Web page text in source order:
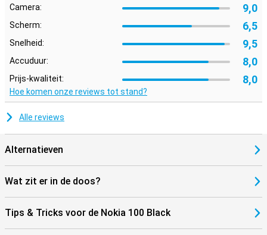
Camera: 9,0
Scherm: 6,5
Snelheid: 9,5
Accuduur: 8,0
Prijs-kwaliteit: 8,0
Hoe komen onze reviews tot stand?
Alle reviews
Alternatieven
Wat zit er in de doos?
Tips & Tricks voor de Nokia 100 Black